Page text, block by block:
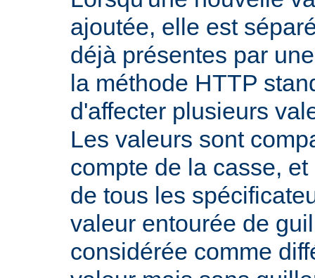
ajoutée, elle est
déjà présentes par
la méthode HTTP
d'affecter plusieurs
Les valeurs sont
compte de la casse,
de tous les
valeur entourée de
considérée comme